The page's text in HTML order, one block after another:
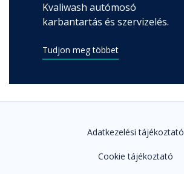
Kvaliwash autómosó
karbantartás és szervizelés.
Tudjon meg többet
Adatkezelési tájékoztató
Cookie tájékoztató